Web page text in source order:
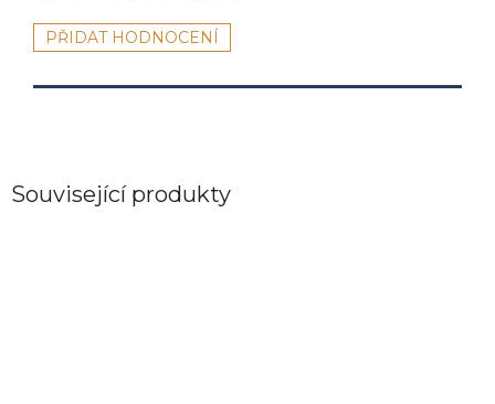
Související produkty
PŘIDAT HODNOCENÍ